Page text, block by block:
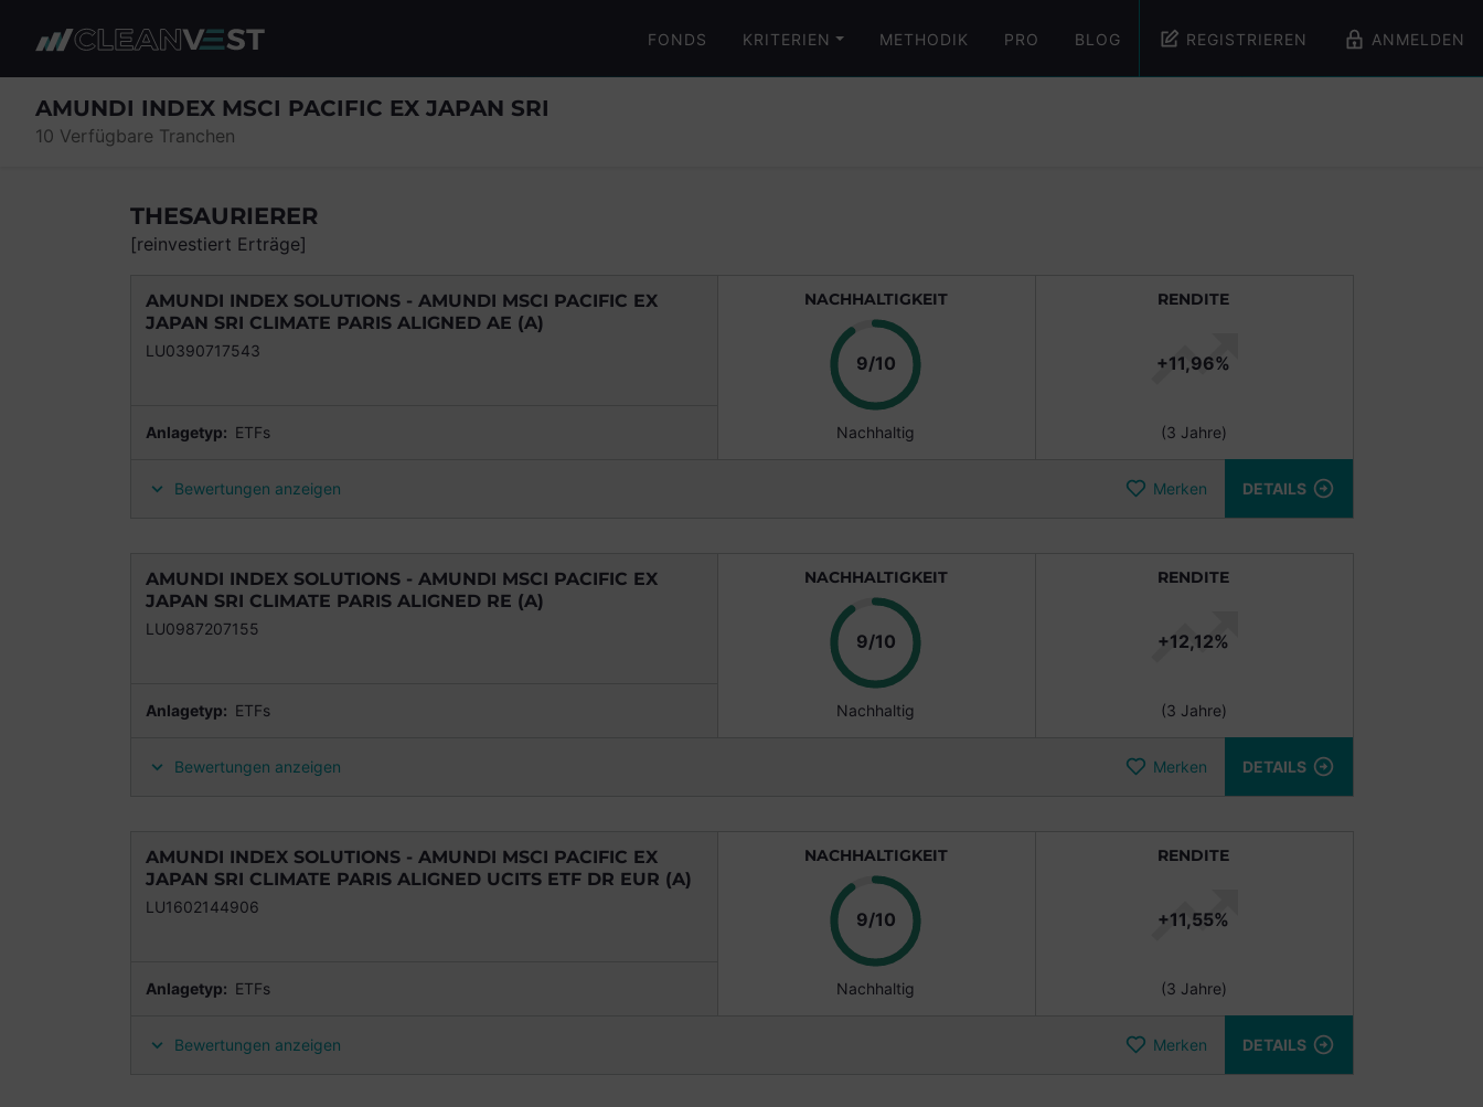
FONDS KRITERIEN METHODIK PRO BLOG REGISTRIEREN ANMELDEN
AMUNDI INDEX MSCI PACIFIC EX JAPAN SRI
10 Verfügbare Tranchen
THESAURIERER
[reinvestiert Erträge]
AMUNDI INDEX SOLUTIONS - AMUNDI MSCI PACIFIC EX
JAPAN SRI CLIMATE PARIS ALIGNED AE (A)
LU0390717543
Anlagetyp: ETFs
NACHHALTIGKEIT
9/10Punkte
Nachhaltig
RENDITE
+11,96%
(3 Jahre)
Bewertungen anzeigen Merken DETAILS
AMUNDI INDEX SOLUTIONS - AMUNDI MSCI PACIFIC EX
JAPAN SRI CLIMATE PARIS ALIGNED RE (A)
LU0987207155
Anlagetyp: ETFs
NACHHALTIGKEIT
9/10Punkte
Nachhaltig
RENDITE
+12,12%
(3 Jahre)
Bewertungen anzeigen Merken DETAILS
AMUNDI INDEX SOLUTIONS - AMUNDI MSCI PACIFIC EX
JAPAN SRI CLIMATE PARIS ALIGNED UCITS ETF DR EUR (A)
LU1602144906
Anlagetyp: ETFs
NACHHALTIGKEIT
9/10Punkte
Nachhaltig
RENDITE
+11,55%
(3 Jahre)
Bewertungen anzeigen Merken DETAILS